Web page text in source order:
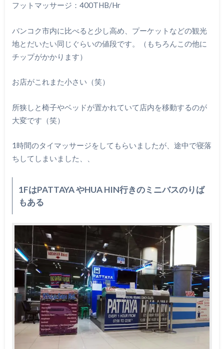
フットマッサージ：400THB/Hr
バンコク市内に比べると少し高め、プーケットなどの観光
地とだいたい同じぐらいの値段です。（もちろんこの他に
チップがかかります）
お店がこれまた小さい（笑）
所狭しと椅子やベッドが置かれていて店内を移動するのが
大変です（笑）
1時間のタイマッサージをしてもらいましたが、途中で寝落
ちしてしまいました、、
1FはPATTAYA やHUA HIN行きのミニバスのりば
もある